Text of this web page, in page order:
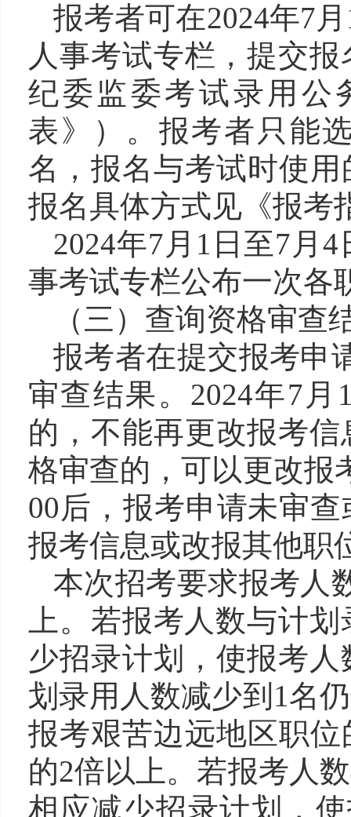
报考者可在2024年7
人事考试专栏，提交
纪委监委考试录用公
表》）。报考者只能
名，报名与考试时使
报名具体方式见《报考
2024年7月1日至7月
事考试专栏公布一次各
（三）查询资格审查
报考者在提交报考申
审查结果。2024年7
的，不能再更改报考
格审查的，可以更改报
00后，报考申请未审
报考信息或改报其他职
本次招考要求报考人
上。若报考人数与计
少招录计划，使报考
划录用人数减少到1名
报考艰苦边远地区职
的2倍以上。若报考人
相应减少招录计划，